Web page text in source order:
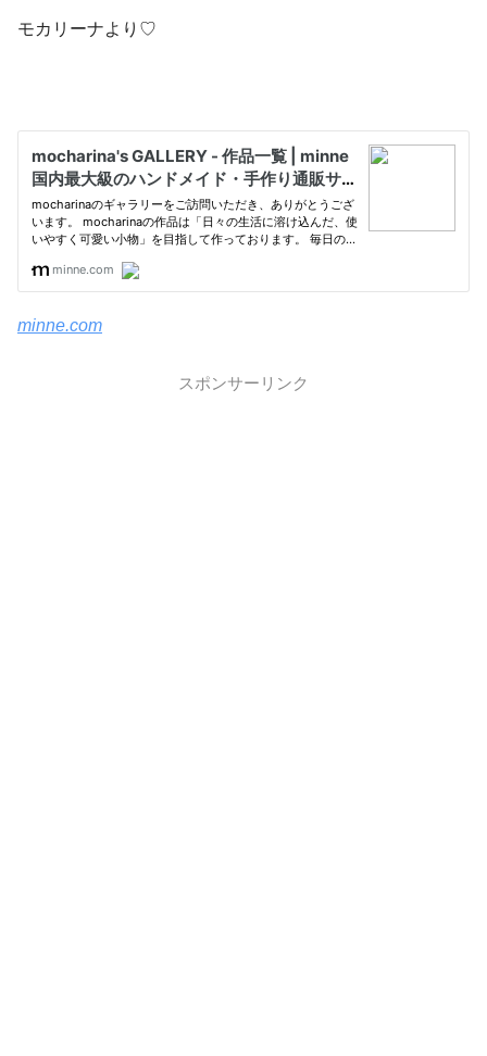
モカリーナより♡
minne.com
スポンサーリンク